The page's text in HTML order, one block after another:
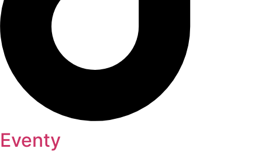
Eventy